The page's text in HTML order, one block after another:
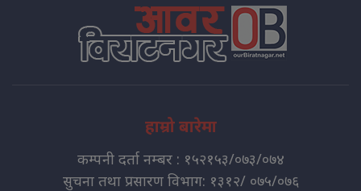
हाम्रो बारेमा
कम्पनी दर्ता नम्बर : १५२१५३/०७३/०७४
सुचना तथा प्रसारण विभाग: १३१२/ ०७५/०७६